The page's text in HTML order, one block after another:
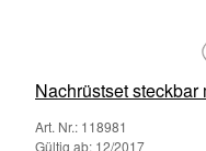
Nachrüstset
Art. Nr.: 118981
Gültig ab: 12/2017